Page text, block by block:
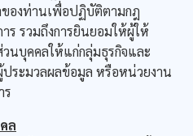
ของท่านเพื่อปฏิบัติตามกฎ
ร รวมถึงการยินยอมให้ผู้ให้
นบุคคลให้แก่กลุ่มธุรกิจและ
ระมวลผลข้อมูล หรือหน่วยงาน
ร
ล